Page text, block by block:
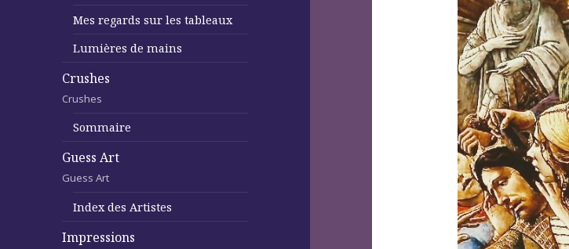
Mes regards sur les tableaux
Lumières de mains
Crushes
Crushes
Sommaire
Guess Art
Guess Art
Index des Artistes
Impressions